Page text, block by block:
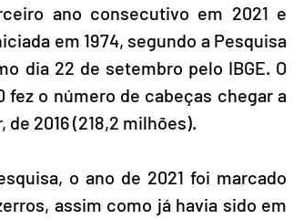
ano consecutivo em 2021 e
em 1974, segundo a Pesquisa
dia 22 de setembro pelo IBGE. O
o número de cabeças chegar a
2016 (218,2 milhões).
o ano de 2021 foi marcado
assim como já havia sido em